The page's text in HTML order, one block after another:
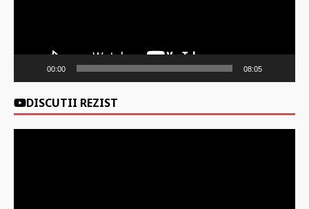
00:00 08:05
DISCUTII REZIST